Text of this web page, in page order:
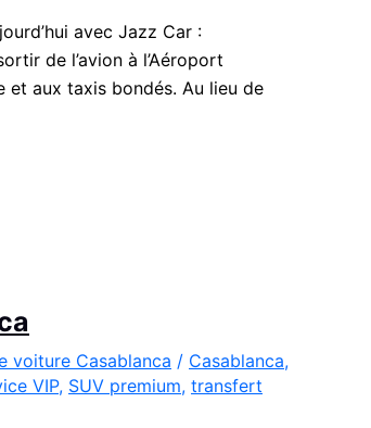
avec Jazz Car :
de l’avion à l’Aéroport
et aux taxis bondés. Au lieu de
voiture Casablanca / Casablanca,
VIP, SUV premium, transfert